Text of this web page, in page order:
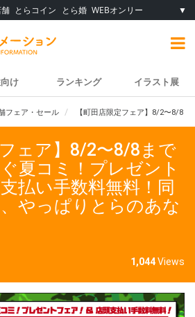
とらコイン とら婚 WEBオンリー ▼
け ランキング イラスト展
フェア・セール 【町田店限定フェア】8/2〜8/8
フェア】8/2〜8/8まで
夏コミ！プレゼント
払い手数料無料！同
やっぱりとらのあな
1,044Views